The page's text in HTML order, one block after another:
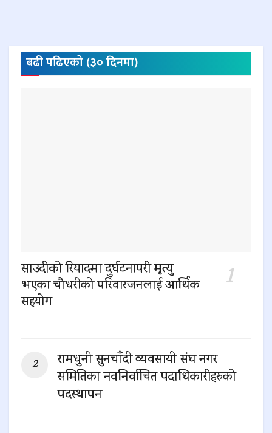
बढी पढिएकाे (३० दिनमा)
साउदीको रियादमा दुर्घटनापरी मृत्यु
भएका चौधरीको परिवारजनलाई आर्थिक
सहयोग
रामधुनी सुनचाँदी व्यवसायी संघ नगर
समितिका नवनिर्वाचित पदाधिकारीहरुको
पदस्थापन